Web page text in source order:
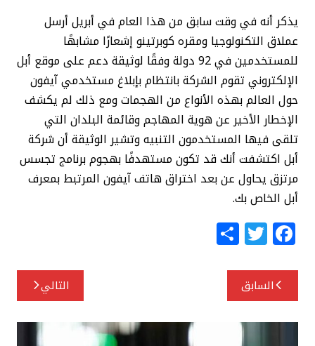
يذكر أنه في وقت سابق من هذا العام في أبريل أرسل
عملاق التكنولوجيا ومقره كوبرتينو إشعارًا مشابهًا
للمستخدمين في 92 دولة وفقًا لوثيقة دعم على موقع أبل
الإلكتروني تقوم الشركة بانتظام بإبلاغ مستخدمي آيفون
حول العالم بهذه الأنواع من الهجمات ومع ذلك لم يكشف
الإخطار الأخير عن هوية المهاجم وقائمة البلدان التي
تلقى فيها المستخدمون التنبيه وتشير الوثيقة أن شركة
أبل اكتشفت أنك قد تكون مستهدفًا بهجوم برنامج تجسس
مرتزق يحاول عن بعد اختراق هاتف آيفون المرتبط بمعرف
أبل الخاص بك.
F
a
c
e
b
T
w
itt
e
r
S
h
تصفّح
المقالات
السابق التالي